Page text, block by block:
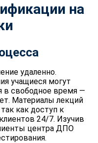
на
удаленно.
учащиеся могут
в свободное время —
Материалы лекций
как доступ к
24/7. Изучив
центра ДПО